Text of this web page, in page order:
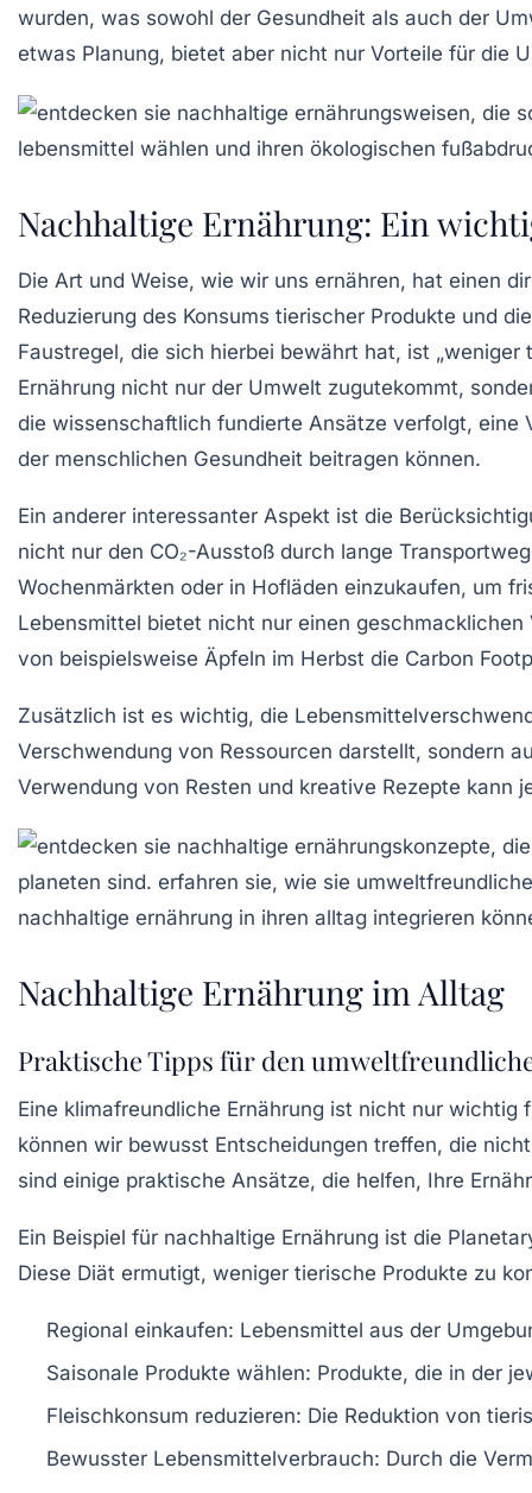
wurden, was sowohl der Gesundheit als auch der
etwas Planung, bietet aber nicht nur Vorteile für die
Nachhaltige Ernährung: Ein
Die Art und Weise, wie wir uns ernähren, hat einen
Reduzierung des Konsums tierischer Produkte und
Faustregel, die sich hierbei bewährt hat, ist
Ernährung nicht nur der Umwelt zugutekommt,
die wissenschaftlich fundierte Ansätze verfolgt, eine
der menschlichen Gesundheit beitragen können.
Ein anderer interessanter Aspekt ist die
nicht nur den CO₂-Ausstoß durch lange
Wochenmärkten oder in Hofläden einzukaufen, um
Lebensmittel bietet nicht nur einen
von beispielsweise Äpfeln im Herbst die Carbon
Zusätzlich ist es wichtig, die
Verschwendung von Ressourcen darstellt, sondern
Verwendung von Resten und kreative Rezepte kann
Nachhaltige Ernährung im Alltag
Praktische Tipps für den
Eine klimafreundliche Ernährung ist nicht nur wichtig
können wir bewusst Entscheidungen treffen, die
sind einige praktische Ansätze, die helfen, Ihre
Ein Beispiel für nachhaltige Ernährung ist die
Diese Diät ermutigt, weniger tierische Produkte zu
Regional einkaufen: Lebensmittel aus der
Saisonale Produkte wählen: Produkte, die in der
Fleischkonsum reduzieren: Die Reduktion von
Bewusster Lebensmittelverbrauch: Durch die